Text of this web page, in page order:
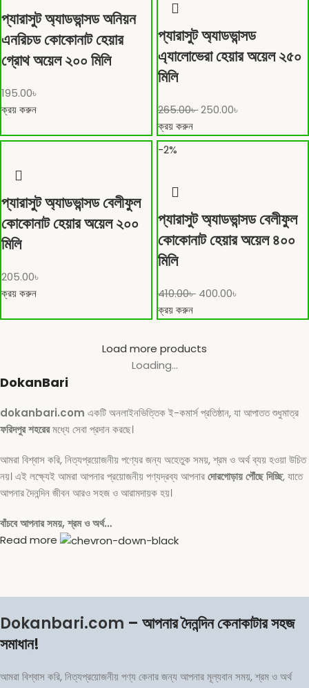
প্যারাসুট অ্যাডভান্সড অনিয়ন
এনরিচড কোকোনাট হেয়ার
গ্রোথ অয়েল ২০০ মিলি
195.00৳
ক্রয় করুন
প্যারাসুট অ্যাডভান্সড
এ্যালোভেরা হেয়ার অয়েল ২৫০
মিলি
265.00৳250.00৳
ক্রয় করুন
প্যারাসুট অ্যাডভান্সড বেলীফুল
কোকোনাট হেয়ার অয়েল ২০০
মিলি
205.00৳
ক্রয় করুন
-2%
প্যারাসুট অ্যাডভান্সড বেলীফুল
কোকোনাট হেয়ার অয়েল ৪০০
মিলি
410.00৳ 400.00৳
ক্রয় করুন
Load more products
Loading...
DokanBari
dokanbari.com একটি অনলাইনভিত্তিক ই-কমার্স প্রতিষ্ঠান, যা আপাতত শুধুমাত্র
ফরিদপুর শহরেরমধ্যে সেবা প্রদান করছে।
আমরা বিশ্বাস করি, নিত্যপ্রয়োজনীয় পণ্যের জন্য অহেতুক সময়, শ্রম ও অর্থ ব্যয় হওয়া উচিত
নয়। এই লক্ষ্যেই আমরা আপনার প্রয়োজনীয় পণ্যদ্রব্য আপনারদোরগোড়ায় পৌঁছে দিচ্ছি, যাতে
আপনার দৈনন্দিন জীবন আরও সহজ ও আরামদায়ক হয়।
বাঁচবে আপনার সময়, শ্রম ও অর্থ…
Read more
Dokanbari.com – আপনার দৈনন্দিন কেনাকাটার সহজ
সমাধান!
আমরা বিশ্বাস করি, নিত্যপ্রয়োজনীয় পণ্য কেনার জন্য আপনার মূল্যবান সময়, শ্রম ও অর্থ